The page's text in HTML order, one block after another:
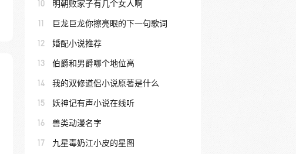
10 明朝败家子有几个女人啊
11 巨龙巨龙你擦亮眼的下一句歌词
12 婚配小说推荐
13 伯爵和男爵哪个地位高
14 我的双修道侣小说原著是什么
15 妖神记有声小说在线听
16 兽类动漫名字
17 九星毒奶江小皮的星图